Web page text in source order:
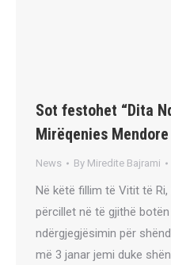
Sot festohet “Dita
Mirëqenies
News By Miredite Bajrami
Në këtë fillim të Vitit të
përcillet në të gjithë
ndërgjegjësimin për
më 3 janar jemi duke